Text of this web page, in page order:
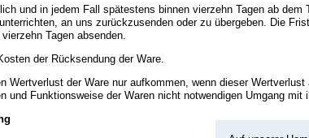
und in jedem Fall spätestens binnen vierzehn Tagen ab dem
an uns zurückzusenden oder zu übergeben. Die
Tagen absenden.
der Rücksendung der Ware.
Wertverlust der Ware nur aufkommen, wenn dieser
und Funktionsweise der Waren nicht notwendigen Umgang mit